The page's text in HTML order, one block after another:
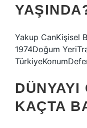
Yakup CanKişisel
1974Doğum
DÜNYAYI
KAÇTA